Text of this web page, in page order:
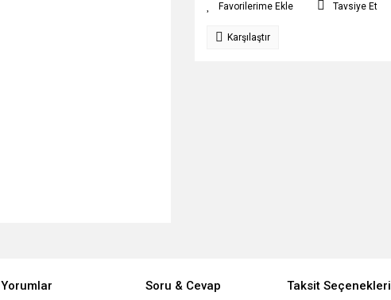
Tavsiye Et
Karşılaştır
Yorumlar Soru & Cevap Taksit Seçenekleri